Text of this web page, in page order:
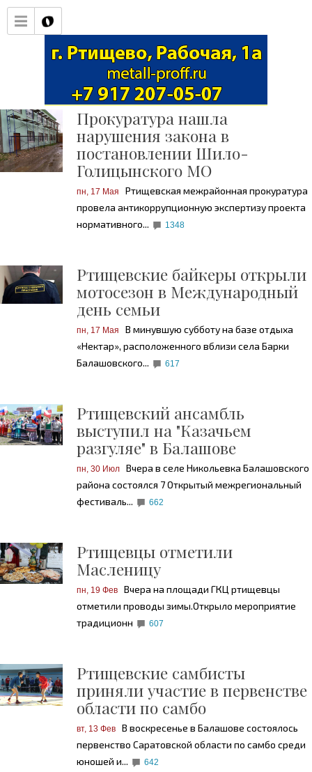
Прокуратура нашла
нарушения закона в
постановлении Шило-
Голицынского МО
пн, 17 Мая
Ртищевская межрайонная прокуратура
провела антикоррупционную экспертизу проекта
нормативного...
1348
Ртищевские байкеры открыли
мотосезон в Международный
день семьи
пн, 17 Мая
В минувшую субботу на базе отдыха
«Нектар», расположенного вблизи села Барки
Балашовского...
617
Ртищевский ансамбль
выступил на "Казачьем
разгуляе" в Балашове
пн, 30 Июл
Вчера в селе Никольевка Балашовского
района состоялся 7 Открытый межрегиональный
фестиваль...
662
Ртищевцы отметили
Масленицу
пн, 19 Фев
Вчера на площади ГКЦ ртищевцы
отметили проводы зимы.Открыло мероприятие
традиционн
607
Ртищевские самбисты
приняли участие в первенстве
области по самбо
вт, 13 Фев
В воскресенье в Балашове состоялось
первенство Саратовской области по самбо среди
юношей и...
642